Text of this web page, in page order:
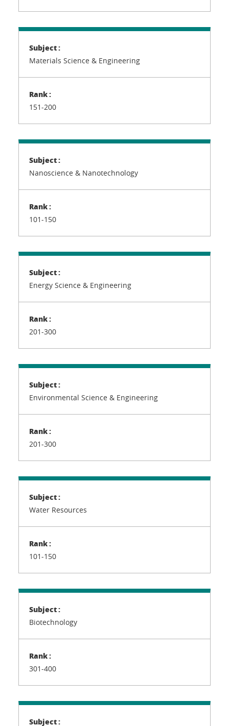
Materials Science & Engineering
151-200
Nanoscience & Nanotechnology
101-150
Energy Science & Engineering
201-300
Environmental Science & Engineering
201-300
Water Resources
101-150
Biotechnology
301-400